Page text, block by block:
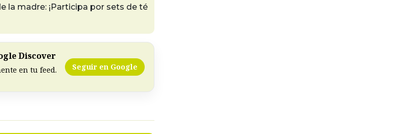
la madre: ¡Participa por sets de té
Discover
en tu feed. Seguir en Google